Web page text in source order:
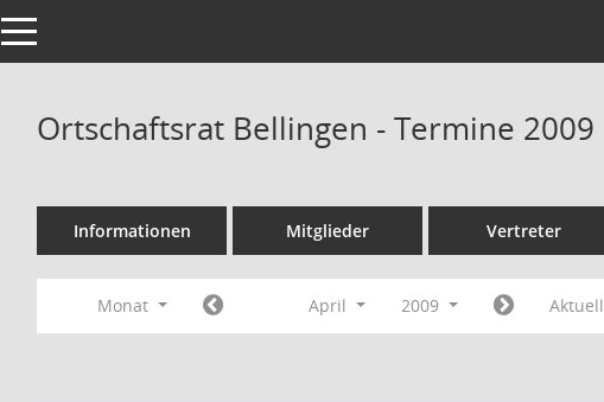
Toggle navigation
Ortschaftsrat Bellingen - Termine 2009
Informationen Mitglieder Vertreter
Monat April 2009 Aktuell